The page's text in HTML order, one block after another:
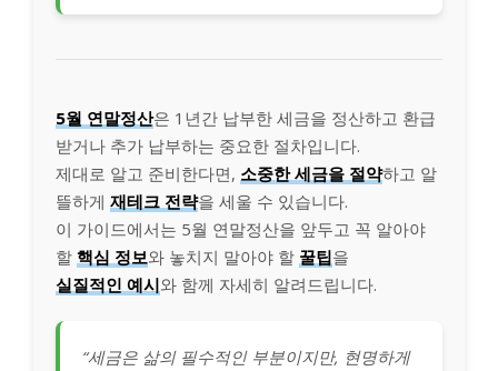
5월 연말정산은 1년간 납부한 세금을 정산하고 환급
받거나 추가 납부하는 중요한 절차입니다.
제대로 알고 준비한다면, 소중한 세금을 절약하고 알
뜰하게 재테크 전략을 세울 수 있습니다.
이 가이드에서는 5월 연말정산을 앞두고 꼭 알아야
할 핵심 정보와 놓치지 말아야 할 꿀팁을
실질적인 예시와 함께 자세히 알려드립니다.
“세금은 삶의 필수적인 부분이지만, 현명하게